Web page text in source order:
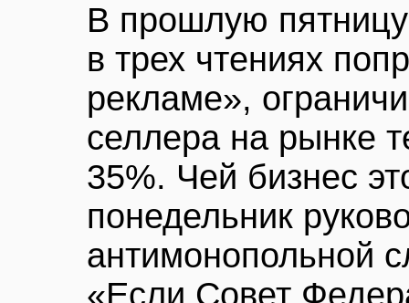
В прошлую
в трех чтениях
рекламе»,
селлера на рынке
35%. Чей бизнес
понедельник
антимонопольной
«Если Совет